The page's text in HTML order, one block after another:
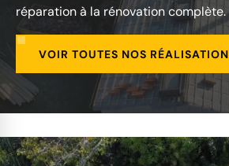
réparation à la rénovation complète.
VOIR TOUTES NOS